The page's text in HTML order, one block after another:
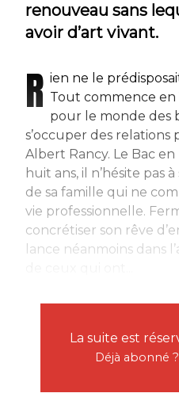
renouveau sans
avoir d’art vivant.
R ien ne le
Tout commence en
pour le monde des
s’occuper des
Albert Rancy. Le Bac
huit ans, il n’hésite pas
de sa famille qui ne
vie professionnelle.
concrétiser son rêve
lance néanmoins dans
La suite est
Déjà abonné ?